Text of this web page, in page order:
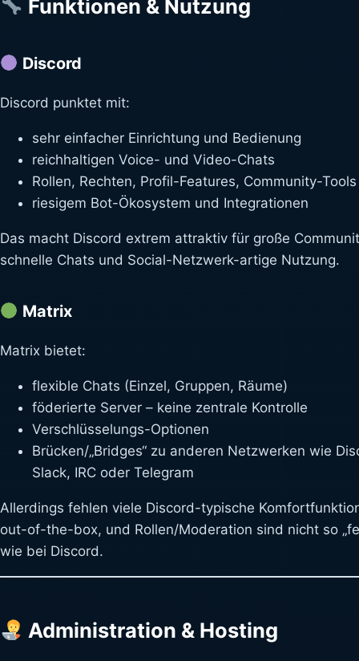
Funktionen & Nutzung
Discord
Discord punktet mit:
sehr einfacher Einrichtung und Bedienung
reichhaltigen Voice- und Video-Chats
Rollen, Rechten, Profil-Features, Community-Tools
riesigem Bot-Ökosystem und Integrationen
Das macht Discord extrem attraktiv für große
schnelle Chats und Social-Netzwerk-artige Nutzung.
Matrix
Matrix bietet:
flexible Chats (Einzel, Gruppen, Räume)
föderierte Server – keine zentrale Kontrolle
Verschlüsselungs-Optionen
Brücken/„Bridges“ zu anderen Netzwerken wie
Slack, IRC oder Telegram
Allerdings fehlen viele Discord-typische
out-of-the-box, und Rollen/Moderation sind nicht so
wie bei Discord.
Administration & Hosting